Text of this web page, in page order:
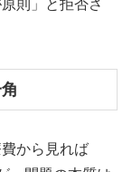
則」と拒否さ
から見れば